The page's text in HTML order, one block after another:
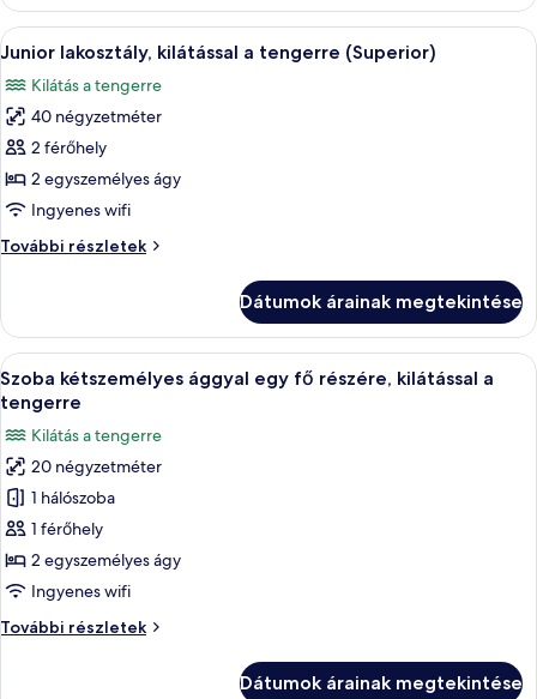
(Priority
Location)
tengerre
Location)
további
A
következő
szoba
összes
képének
megtekintése:
Junior
kilátással
(Superior)
Egy modern szállodai szoba,
6
Junior lakosztály, kilátással a tengerre (Superior)
Kilátás a tengerre
40 négyzetméter
2 férőhely
2 egyszemélyes ágy
Ingyenes wifi
További részletek
Junior
tengerre
(Superior)
további
részletei
Dátumok árainak megtekintése
A
következő
szoba
összes
képének
megtekintése:
Szoba
kétszemélyes
ággyal
fő
Egy fehér asztallal és székekkel
5
Szoba kétszemélyes ággyal egy fő részére, kilátással a
tengerre
Kilátás a tengerre
20 négyzetméter
1 hálószoba
1 férőhely
2 egyszemélyes ágy
Ingyenes wifi
További részletek
Szoba
Dátumok árainak megtekintése